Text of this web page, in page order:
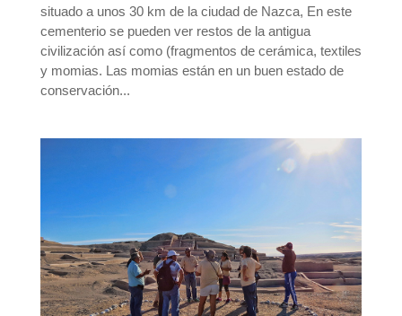
situado a unos 30 km de la ciudad de Nazca, En este
cementerio se pueden ver restos de la antigua
civilización así como (fragmentos de cerámica, textiles
y​ momias. Las momias están en un buen estado de
conservación...